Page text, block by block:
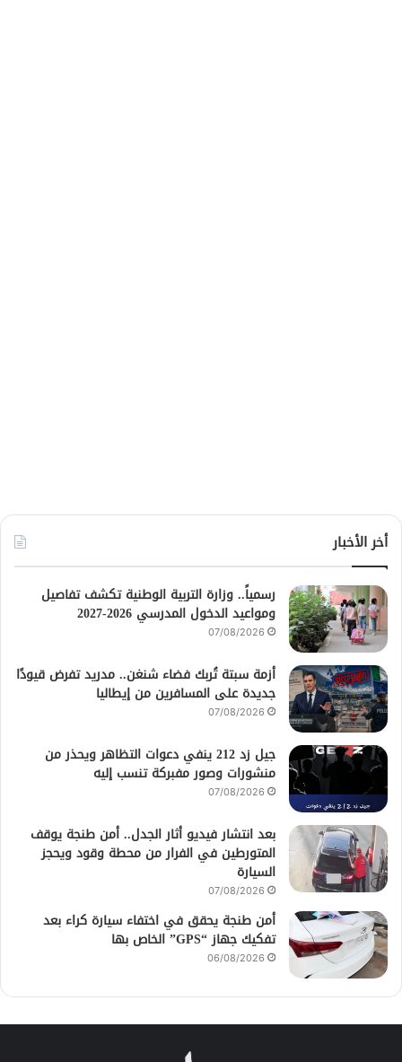
أخر الأخبار
رسمياً.. وزارة التربية الوطنية تكشف تفاصيل
ومواعيد الدخول المدرسي 2026-2027
07/08/2026
أزمة سبتة تُربك فضاء شنغن.. مدريد تفرض قيودًا
جديدة على المسافرين من إيطاليا
07/08/2026
جيل زد 212 ينفي دعوات التظاهر ويحذر من
منشورات وصور مفبركة تنسب إليه
07/08/2026
بعد انتشار فيديو أثار الجدل.. أمن طنجة يوقف
المتورطين في الفرار من محطة وقود ويحجز
السيارة
07/08/2026
أمن طنجة يحقق في اختفاء سيارة كراء بعد
تفكيك جهاز “GPS” الخاص بها
06/08/2026